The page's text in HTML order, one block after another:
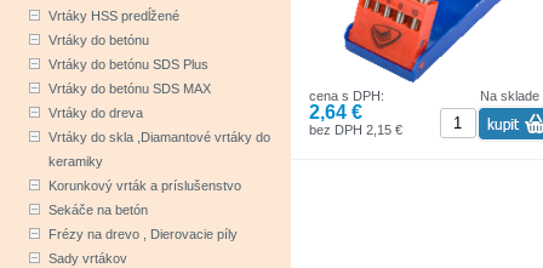
Na sklade
cena s DPH:
2,64 €
bez DPH 2,15 €
Vrtáky HSS predĺžené
Vrtáky do betónu
Vrtáky do betónu SDS Plus
Vrtáky do betónu SDS MAX
Vrtáky do dreva
Vrtáky do skla ,Diamantové vrtáky do
keramiky
Korunkový vrták a príslušenstvo
Sekáče na betón
Frézy na drevo , Dierovacie píly
Sady vrtákov